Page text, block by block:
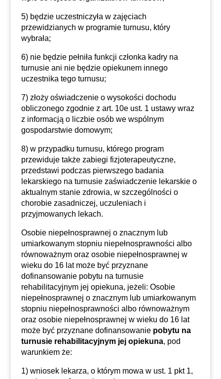
5) będzie uczestniczyła w zajęciach
przewidzianych w programie turnusu, który
wybrała;
6) nie będzie pełniła funkcji członka kadry na
turnusie ani nie będzie opiekunem innego
uczestnika tego turnusu;
7) złoży oświadczenie o wysokości dochodu
obliczonego zgodnie z art. 10e ust. 1 ustawy wraz
z informacją o liczbie osób we wspólnym
gospodarstwie domowym;
8) w przypadku turnusu, którego program
przewiduje także zabiegi fizjoterapeutyczne,
przedstawi podczas pierwszego badania
lekarskiego na turnusie zaświadczenie lekarskie o
aktualnym stanie zdrowia, w szczególności o
chorobie zasadniczej, uczuleniach i
przyjmowanych lekach.
Osobie niepełnosprawnej o znacznym lub
umiarkowanym stopniu niepełnosprawności albo
równoważnym oraz osobie niepełnosprawnej w
wieku do 16 lat może być przyznane
dofinansowanie pobytu na turnusie
rehabilitacyjnym jej opiekuna, jeżeli: Osobie
niepełnosprawnej o znacznym lub umiarkowanym
stopniu niepełnosprawności albo równoważnym
oraz osobie niepełnosprawnej w wieku do 16 lat
może być przyznane dofinansowanie pobytu na
turnusie rehabilitacyjnym jej opiekuna, pod
warunkiem że:
1) wniosek lekarza, o którym mowa w ust. 1 pkt 1,